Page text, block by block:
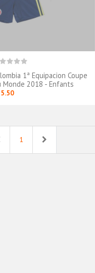
1ª Equipacion Coupe
Monde 2018 - Enfants
Previous1 Next